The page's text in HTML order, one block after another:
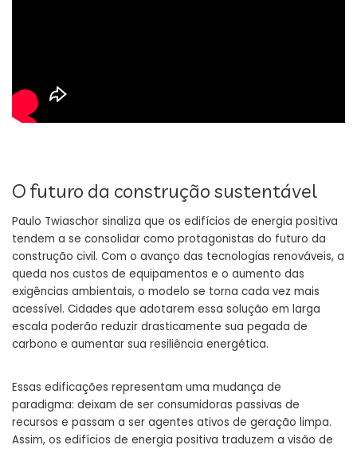
O futuro da construção sustentável
Paulo Twiaschor sinaliza que os edifícios de energia positiva
tendem a se consolidar como protagonistas do futuro da
construção civil. Com o avanço das tecnologias renováveis, a
queda nos custos de equipamentos e o aumento das
exigências ambientais, o modelo se torna cada vez mais
acessível. Cidades que adotarem essa solução em larga
escala poderão reduzir drasticamente sua pegada de
carbono e aumentar sua resiliência energética.
Essas edificações representam uma mudança de
paradigma: deixam de ser consumidoras passivas de
recursos e passam a ser agentes ativos de geração limpa.
Assim, os edifícios de energia positiva traduzem a visão de